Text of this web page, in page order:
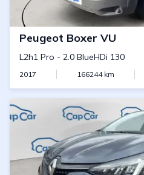
Peugeot Boxer VU
L2h1 Pro - 2.0 BlueHDi 130
2017 166244km